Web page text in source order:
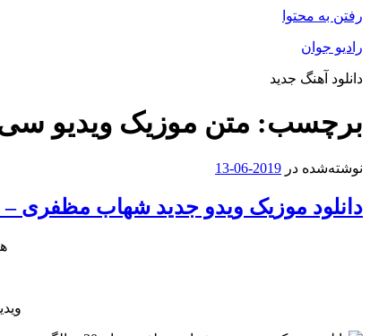
رفتن به محتوا
رادیو جوان
دانلود آهنگ جدید
برچسب: متن موزیک ویدیو
نوشته‌شده در 2019-06-13
دانلود موزیک ویدو جدید شهاب مظفری – 30 سالگی